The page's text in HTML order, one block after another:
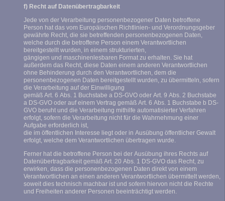
f) Recht auf Datenübertragbarkeit
Jede von der Verarbeitung personenbezogener Daten betroffene
Person hat das vom Europäischen Richtlinien- und Verordnungsgeber
gewährte Recht, die sie betreffenden personenbezogenen Daten,
welche durch die betroffene Person einem Verantwortlichen
bereitgestellt wurden, in einem strukturierten,
gängigen und maschinenlesbaren Format zu erhalten. Sie hat
außerdem das Recht, diese Daten einem anderen Verantwortlichen
ohne Behinderung durch den Verantwortlichen, dem die
personenbezogenen Daten bereitgestellt wurden, zu übermitteln, sofern
die Verarbeitung auf der Einwilligung
gemäß Art. 6 Abs. 1 Buchstabe a DS-GVO oder Art. 9 Abs. 2 Buchstabe
a DS-GVO oder auf einem Vertrag gemäß Art. 6 Abs. 1 Buchstabe b DS-
GVO beruht und die Verarbeitung mithilfe automatisierter Verfahren
erfolgt, sofern die Verarbeitung nicht für die Wahrnehmung einer
Aufgabe erforderlich ist,
die im öffentlichen Interesse liegt oder in Ausübung öffentlicher Gewalt
erfolgt, welche dem Verantwortlichen übertragen wurde.
Ferner hat die betroffene Person bei der Ausübung ihres Rechts auf
Datenübertragbarkeit gemäß Art. 20 Abs. 1 DS-GVO das Recht, zu
erwirken, dass die personenbezogenen Daten direkt von einem
Verantwortlichen an einen anderen Verantwortlichen übermittelt werden,
soweit dies technisch machbar ist und sofern hiervon nicht die Rechte
und Freiheiten anderer Personen beeinträchtigt werden.